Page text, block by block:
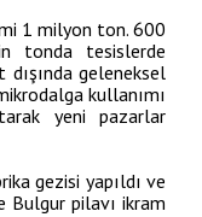
1 milyon ton. 600
tonda tesislerde
geleneksel
kullanımı
yeni pazarlar
gezisi yapıldı ve
pilavı ikram